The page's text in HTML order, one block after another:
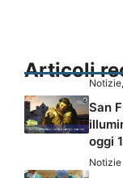
Articoli
Notizie,
San
oggi
Notizie